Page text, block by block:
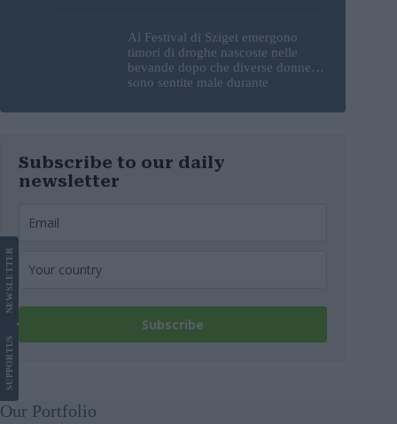
Al Festival di Sziget emergono
timori di droghe nascoste nelle
bevande dopo che diverse donne si
sono sentite male durante
Subscribe to our daily
newsletter
Subscribe
SUPPORT
US
NEWS
LETTER
Our Portfolio